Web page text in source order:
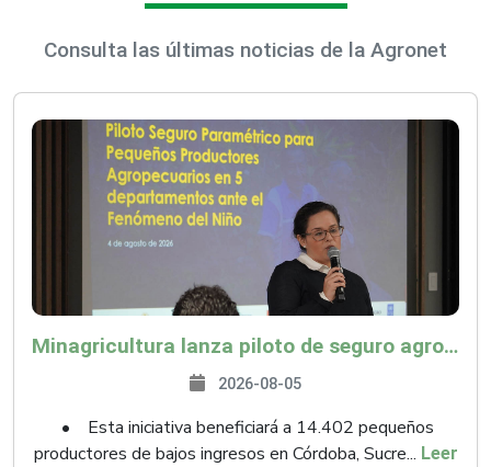
Consulta las últimas noticias de la Agronet
Minagricultura lanza piloto de seguro agropecuario por $9.625 millones para proteger a más de 14.000 pequeños productores contra riesgos del Fenómeno de El Niño
2026-08-05
• Esta iniciativa beneficiará a 14.402 pequeños
productores de bajos ingresos en Córdoba, Sucre... Leer